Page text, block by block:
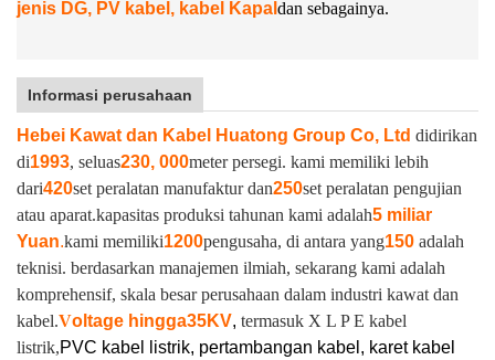
jenis DG, PV kabel, kabel Kapal dan sebagainya.
Informasi perusahaan
Hebei Kawat dan Kabel Huatong Group Co, Ltd didirikan
di1993, seluas230, 000meter persegi. kami memiliki lebih
dari420set peralatan manufaktur dan250set peralatan pengujian
atau aparat.kapasitas produksi tahunan kami adalah5 miliar
Yuan.kami memiliki1200pengusaha, di antara yang150 adalah
teknisi. berdasarkan manajemen ilmiah, sekarang kami adalah
komprehensif, skala besar perusahaan dalam industri kawat dan
kabel.Voltage hingga35KV, termasuk X L P E kabel
listrik,PVC kabel listrik, pertambangan kabel, karet kabel